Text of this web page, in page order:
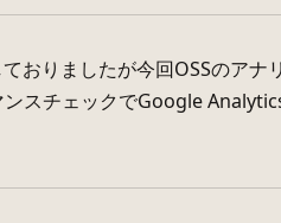
おりましたが今回OSSのア
スチェックでGoogle